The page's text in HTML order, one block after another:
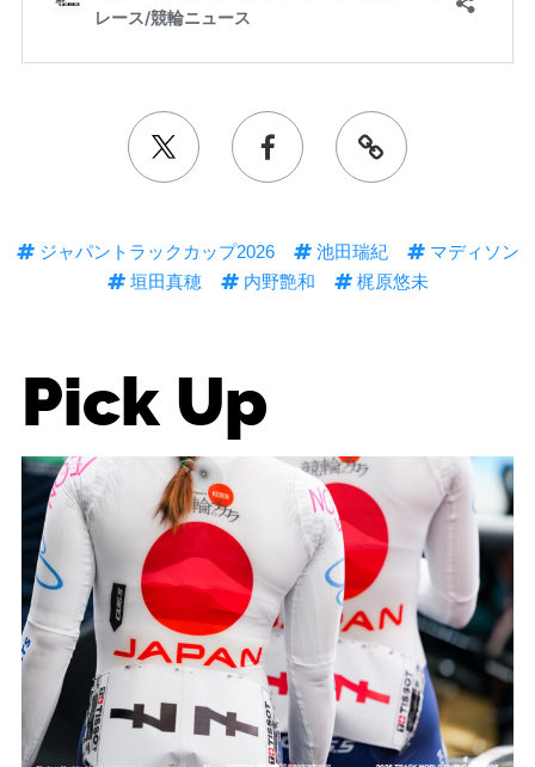
ジャパントラックカップ2026 池田瑞紀
マディソン
垣田真穂
内野艶和 梶原悠未
Pick Up